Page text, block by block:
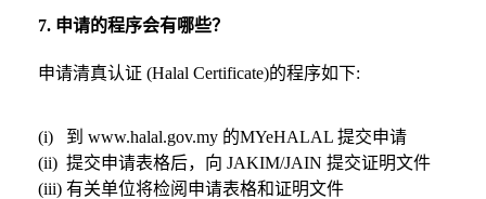
7. 申请的程序会有哪些？
申请清真认证 (Halal Certificate)的程序如下:
(i) 到 www.halal.gov.my 的MYeHALAL 提交申请
(ii) 提交申请表格后，向 JAKIM/JAIN 提交证明文件
(iii) 有关单位将检阅申请表格和证明文件